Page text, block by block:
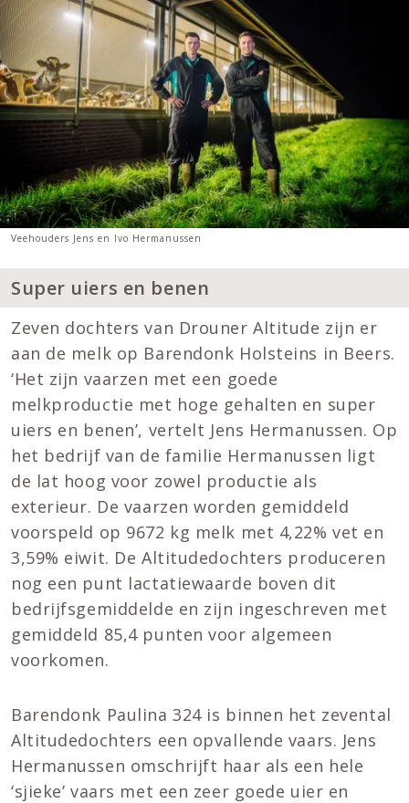
Veehouders Jens en Ivo Hermanussen
Super uiers en benen
Zeven dochters van Drouner Altitude zijn er
aan de melk op Barendonk Holsteins in Beers.
‘Het zijn vaarzen met een goede
melkproductie met hoge gehalten en super
uiers en benen’, vertelt Jens Hermanussen. Op
het bedrijf van de familie Hermanussen ligt
de lat hoog voor zowel productie als
exterieur. De vaarzen worden gemiddeld
voorspeld op 9672 kg melk met 4,22% vet en
3,59% eiwit. De Altitudedochters produceren
nog een punt lactatiewaarde boven dit
bedrijfsgemiddelde en zijn ingeschreven met
gemiddeld 85,4 punten voor algemeen
voorkomen.
Barendonk Paulina 324 is binnen het zevental
Altitudedochters een opvallende vaars. Jens
Hermanussen omschrijft haar als een hele
‘sjieke’ vaars met een zeer goede uier en